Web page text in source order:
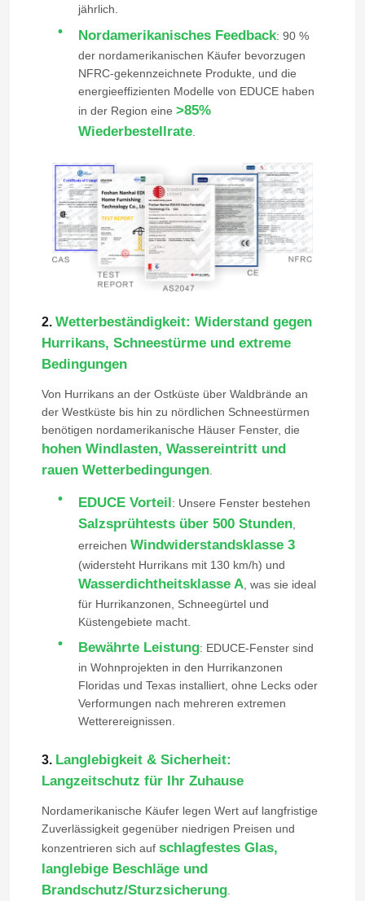
Produkte
Videos
jährlich.
Nordamerikanisches Feedback: 90 %
der nordamerikanischen Käufer bevorzugen
NFRC-gekennzeichnete Produkte, und die
energieeffizienten Modelle von EDUCE haben
in der Region eine>85%
Wiederbestellrate
2. Wetterbeständigkeit: Widerstand gegen
Hurrikans, Schneestürme und extreme
Bedingungen
Von Hurrikans an der Ostküste über Waldbrände an
der Westküste bis hin zu nördlichen Schneestürmen
benötigen nordamerikanische Häuser Fenster, die
hohen Windlasten, Wassereintritt und
rauen Wetterbedingungen.
EDUCE Vorteil: Unsere Fenster bestehen
Salzsprühtests über 500 Stunden
erreichenWindwiderstandsklasse 3
(widersteht Hurrikans mit 130 km/h) und
Wasserdichtheitsklasse A , was sie ideal
für Hurrikanzonen, Schneegürtel und
Küstengebiete macht.
Bewährte Leistung: EDUCE-Fenster sind
in Wohnprojekten in den Hurrikanzonen
Floridas und Texas installiert, ohne Lecks oder
Verformungen nach mehreren extremen
Wetterereignissen.
3. Langlebigkeit & Sicherheit:
Langzeitschutz für Ihr Zuhause
Nordamerikanische Käufer legen Wert auf langfristige
Zuverlässigkeit gegenüber niedrigen Preisen und
konzentrieren sich auf schlagfestes Glas,
langlebige Beschläge und
Brandschutz/Sturzsicherung.